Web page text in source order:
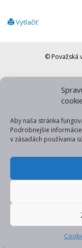
Aby naša stránka
Podrobnejšie
v zásadách používania
Vytlačiť
© Považská